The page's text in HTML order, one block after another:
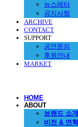
뉴스레터
공지사항
ARCHIVE
CONTACT
SUPPORT
공연문의
후원안내
MARKET
HOME
ABOUT
브랜드 소개
비전 & 연혁